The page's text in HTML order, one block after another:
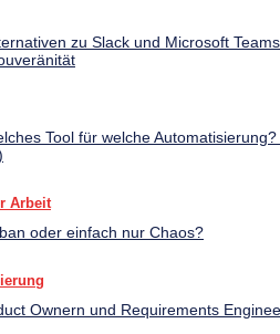
zu Slack und Microsoft
Tool für welche
Arbeit
oder einfach nur Chaos?
Ownern und Requirements